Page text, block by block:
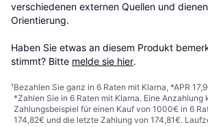
verschiedenen externen Quellen und
Orientierung.
Haben Sie etwas an diesem Produkt
stimmt? Bitte melde sie hier.
¹Bezahlen Sie ganz in 6 Raten mit Klarna, *APR
*Zahlen Sie in 6 Raten mit Klarna. Eine Anzahlung
Zahlungsbeispiel für einen Kauf von 1000€ in 6
174,82€ und die letzte Zahlung von 174,81€.